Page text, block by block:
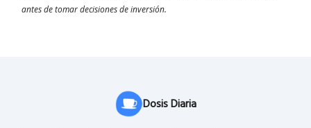
antes de tomar decisiones de inversión.
Dosis Diaria